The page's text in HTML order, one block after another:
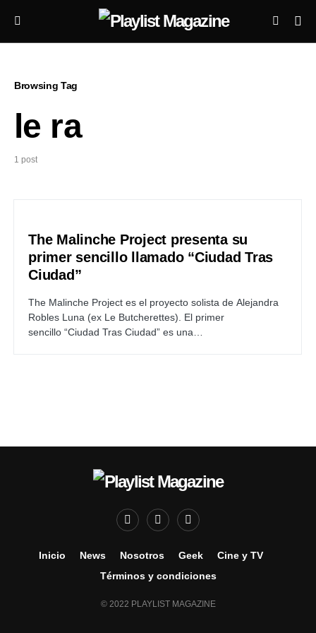
Browsing Tag
le ra
1 post
The Malinche Project presenta su
primer sencillo llamado “Ciudad Tras
Ciudad”
The Malinche Project es el proyecto solista de Alejandra
Robles Luna (ex Le Butcherettes). El primer
sencillo “Ciudad Tras Ciudad” es una…
Inicio News Nosotros Geek
Cine y TV
Términos y condiciones
© 2022 PLAYLIST MAGAZINE